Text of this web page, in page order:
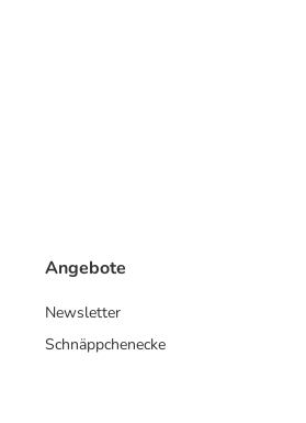
Angebote
Newsletter
Schnäppchenecke